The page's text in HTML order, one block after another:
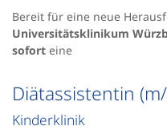
Diätassistentin
Kinderklinik
Bereit für eine neue
Universitätsklinikum
sofort eine